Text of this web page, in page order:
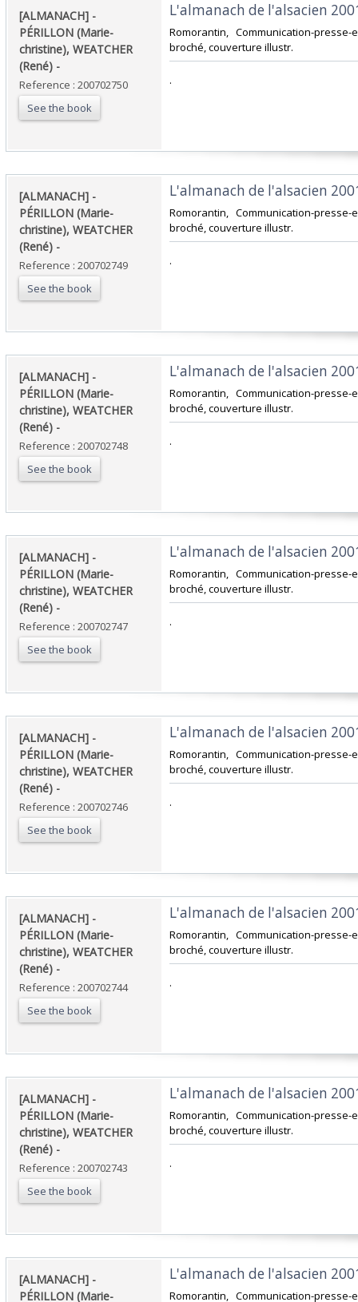
‎[ALMANACH] -
PÉRILLON (Marie-
christine), WEATCHER
(René) - ‎
Reference : 200702750
See the book
‎L'almanach de l'alsacien
‎Romorantin, Communication-
broché, couverture illustr.‎
‎.‎
‎[ALMANACH] -
PÉRILLON (Marie-
christine), WEATCHER
(René) - ‎
Reference : 200702749
See the book
‎L'almanach de l'alsacien
‎Romorantin, Communication-
broché, couverture illustr.‎
‎.‎
‎[ALMANACH] -
PÉRILLON (Marie-
christine), WEATCHER
(René) - ‎
Reference : 200702748
See the book
‎L'almanach de l'alsacien
‎Romorantin, Communication-
broché, couverture illustr.‎
‎.‎
‎[ALMANACH] -
PÉRILLON (Marie-
christine), WEATCHER
(René) - ‎
Reference : 200702747
See the book
‎L'almanach de l'alsacien
‎Romorantin, Communication-
broché, couverture illustr.‎
‎.‎
‎[ALMANACH] -
PÉRILLON (Marie-
christine), WEATCHER
(René) - ‎
Reference : 200702746
See the book
‎L'almanach de l'alsacien
‎Romorantin, Communication-
broché, couverture illustr.‎
‎.‎
‎[ALMANACH] -
PÉRILLON (Marie-
christine), WEATCHER
(René) - ‎
Reference : 200702744
See the book
‎L'almanach de l'alsacien
‎Romorantin, Communication-
broché, couverture illustr.‎
‎.‎
‎[ALMANACH] -
PÉRILLON (Marie-
christine), WEATCHER
(René) - ‎
Reference : 200702743
See the book
‎L'almanach de l'alsacien
‎Romorantin, Communication-
broché, couverture illustr.‎
‎.‎
‎[ALMANACH] -
PÉRILLON (Marie-
‎L'almanach de l'alsacien
‎Romorantin, Communication-